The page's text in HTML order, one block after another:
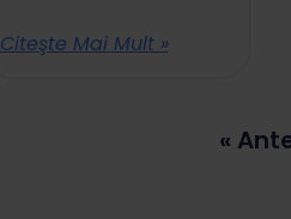
Citeşte Mai Mult »
«